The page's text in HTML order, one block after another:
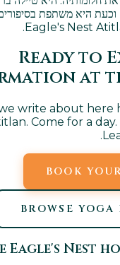
היא משתפת
Ready to
at
write about here
Come for a
BOOK
BROWSE YOGA
Eagle's Nest